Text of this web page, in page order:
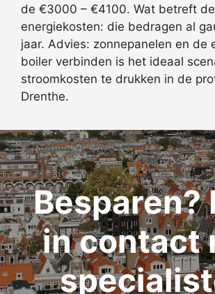
de €3000 – €4100. Wat betreft de
energiekosten: die bedragen al
jaar. Advies: zonnepanelen en de
boiler verbinden is het ideaal
stroomkosten te drukken in de
Drenthe.
Besparen?
in contact